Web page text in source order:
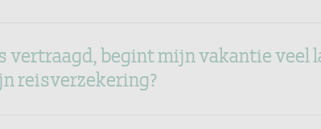
vertraagd, begint mijn vakantie veel
reisverzekering?